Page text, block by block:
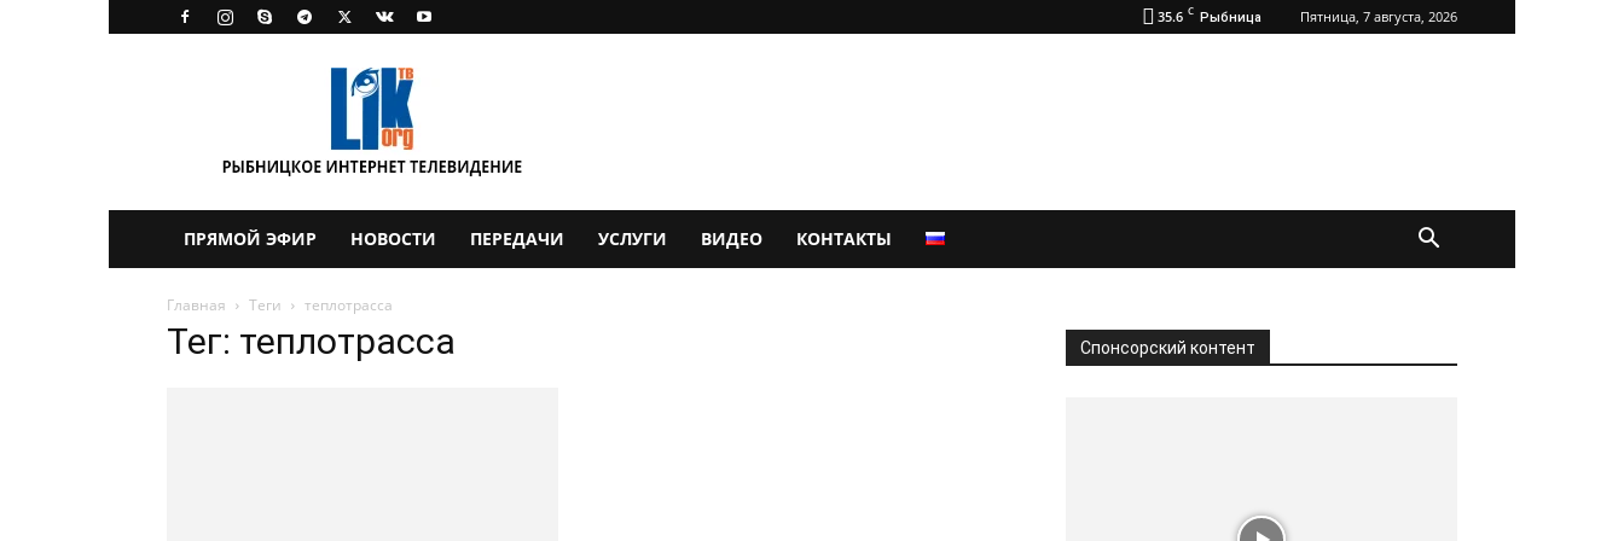
35.6 C Рыбница Пятница, 7 августа, 2026
ПРЯМОЙ ЭФИР НОВОСТИ ПЕРЕДАЧИ УСЛУГИ ВИДЕО КОНТАКТЫ
Главная Теги теплотрасса
Тег: теплотрасса Спонсорский контент